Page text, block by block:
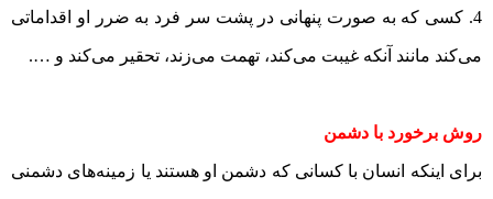
کسی که به صورت پنهانی در پشت سر فرد به ضرر او اقداماتی
می‌کند مانند آنکه غیبت می‌کند، تهمت می‌زند، تحقیر می‌کند و ….
روش برخورد با دشمن
برای اینکه انسان با کسانی که دشمن او هستند یا زمینه‌های دشمنی